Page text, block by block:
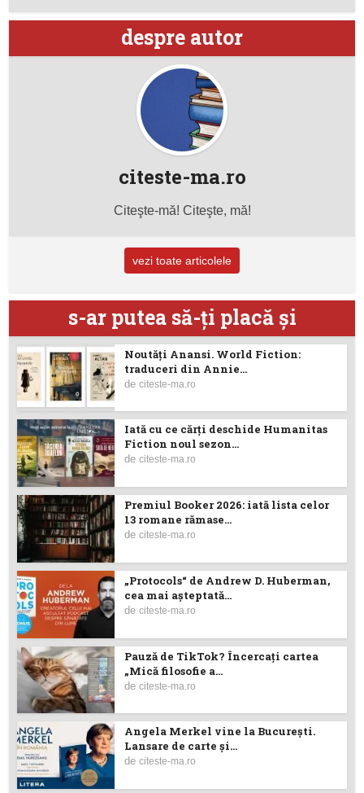
despre autor
citeste-ma.ro
Citeşte-mă! Citeşte, mă!
vezi toate articolele
s-ar putea să-ţi placă şi
Noutăţi Anansi. World Fiction:
traduceri din Annie...
deciteste-ma.ro
Iată cu ce cărţi deschide Humanitas
Fiction noul sezon...
deciteste-ma.ro
Premiul Booker 2026: iată lista celor
13 romane rămase...
deciteste-ma.ro
„Protocols“ de Andrew D. Huberman,
cea mai așteptată...
deciteste-ma.ro
Pauză de TikTok? Încercaţi cartea
„Mică filosofie a...
deciteste-ma.ro
Angela Merkel vine la București.
Lansare de carte şi...
deciteste-ma.ro